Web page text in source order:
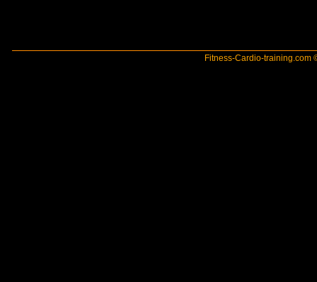
Fitness-Cardio-training.com